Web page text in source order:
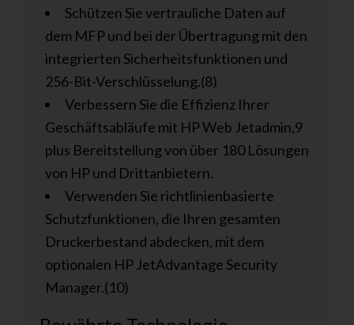
Schützen Sie vertrauliche Daten auf
dem MFP und bei der Übertragung mit den
integrierten Sicherheitsfunktionen und
256-Bit-Verschlüsselung.(8)
Verbessern Sie die Effizienz Ihrer
Geschäftsabläufe mit HP Web Jetadmin,9
plus Bereitstellung von über 180 Lösungen
von HP und Drittanbietern.
Verwenden Sie richtlinienbasierte
Schutzfunktionen, die Ihren gesamten
Druckerbestand abdecken, mit dem
optionalen HP JetAdvantage Security
Manager.(10)